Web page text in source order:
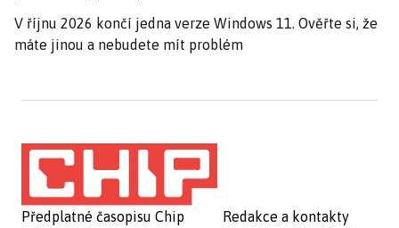
V říjnu 2026 končí jedna verze Windows 11. Ověřte si, že
máte jinou a nebudete mít problém
Předplatné časopisu Chip
Redakce a kontakty